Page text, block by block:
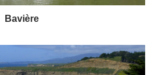
Bavière